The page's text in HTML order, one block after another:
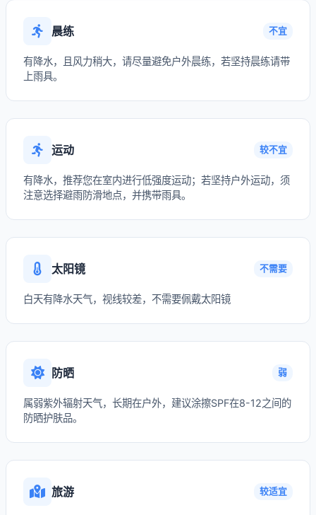
晨练 不宜
有降水，且风力稍大，请尽量避免户外晨练，若坚持晨练请带
上雨具。
运动 较不宜
有降水，推荐您在室内进行低强度运动；若坚持户外运动，须
注意选择避雨防滑地点，并携带雨具。
太阳镜 不需要
白天有降水天气，视线较差，不需要佩戴太阳镜
防晒 弱
属弱紫外辐射天气，长期在户外，建议涂擦SPF在8-12之间的
防晒护肤品。
旅游 较适宜